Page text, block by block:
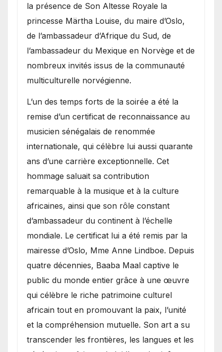
la présence de Son Altesse Royale la
princesse Märtha Louise, du maire d’Oslo,
de l’ambassadeur d’Afrique du Sud, de
l’ambassadeur du Mexique en Norvège et de
nombreux invités issus de la communauté
multiculturelle norvégienne.
​L’un des temps forts de la soirée a été la
remise d’un certificat de reconnaissance au
musicien sénégalais de renommée
internationale, qui célèbre lui aussi quarante
ans d’une carrière exceptionnelle. Cet
hommage saluait sa contribution
remarquable à la musique et à la culture
africaines, ainsi que son rôle constant
d’ambassadeur du continent à l’échelle
mondiale. Le certificat lui a été remis par la
mairesse d’Oslo, Mme Anne Lindboe. Depuis
quatre décennies, Baaba Maal captive le
public du monde entier grâce à une œuvre
qui célèbre le riche patrimoine culturel
africain tout en promouvant la paix, l’unité
et la compréhension mutuelle. Son art a su
transcender les frontières, les langues et les